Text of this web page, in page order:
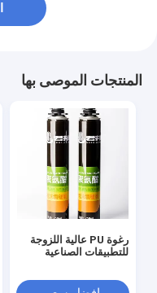
المنتجات الموصى بها
رغوة PU عالية اللزوجة
للتطبيقات الصناعية